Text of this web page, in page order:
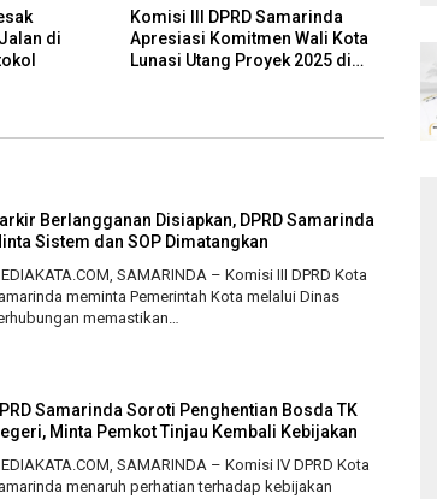
di
Komisi III DPRD Samarinda
Apresiasi Komitmen Wali Kota
Lunasi Utang Proyek 2025 di
Berlangganan Disiapkan, DPRD Samarinda
Sistem dan SOP Dimatangkan
SAMARINDA – Komisi III DPRD Kota
meminta Pemerintah Kota melalui Dinas
memastikan…
Samarinda Soroti Penghentian Bosda TK
Minta Pemkot Tinjau Kembali Kebijakan
SAMARINDA – Komisi IV DPRD Kota
menaruh perhatian terhadap kebijakan